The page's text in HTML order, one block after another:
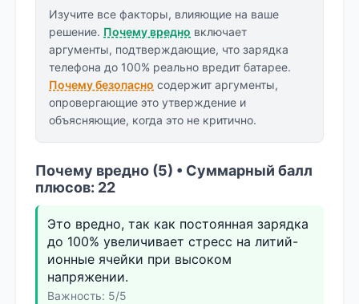
Изучите все факторы, влияющие на ваше
решение. Почему вредно включает
аргументы, подтверждающие, что зарядка
телефона до 100% реально вредит батарее.
Почему безопасно содержит аргументы,
опровергающие это утверждение и
объясняющие, когда это не критично.
Почему вредно (5) • Суммарный балл
плюсов: 22
Это вредно, так как постоянная зарядка
до 100% увеличивает стресс на литий-
ионные ячейки при высоком
напряжении.
Важность: 5/5